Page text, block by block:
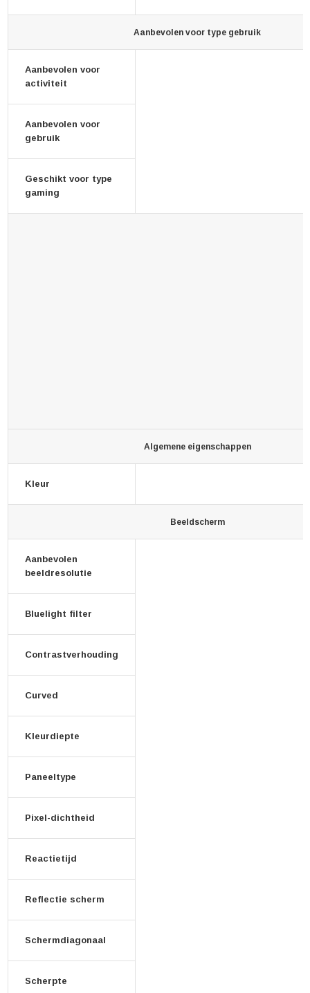
Aanbevolen voor type gebruik
Aanbevolen voor
activiteit
Aanbevolen voor
gebruik
Geschikt voor type
gaming
Algemene eigenschappen
Kleur
Beeldscherm
Aanbevolen
beeldresolutie
Bluelight filter
Contrastverhouding
Curved
Kleurdiepte
Paneeltype
Pixel-dichtheid
Reactietijd
Reflectie scherm
Schermdiagonaal
Scherpte